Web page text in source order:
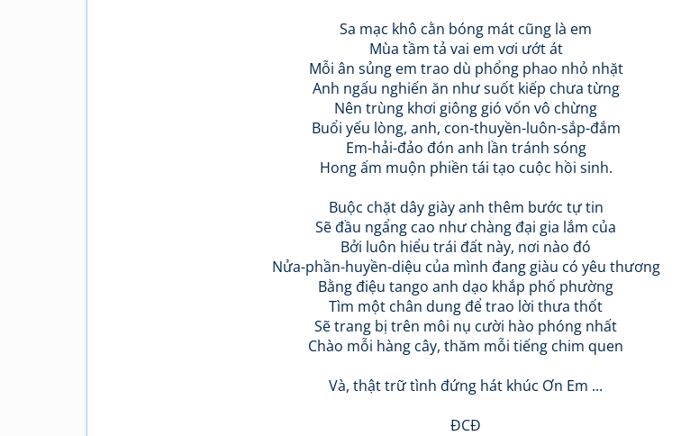
Sa mạc khô cằn bóng mát cũng là em
Mùa tầm tả vai em vơi ướt át
Mỗi ân sủng em trao dù phổng phao nhỏ nhặt
Anh ngấu nghiến ăn như suốt kiếp chưa từng
Nên trùng khơi giông gió vốn vô chừng
Buổi yếu lòng, anh, con-thuyền-luôn-sắp-đắm
Em-hải-đảo đón anh lần tránh sóng
Hong ấm muộn phiền tái tạo cuộc hồi sinh.
Buộc chặt dây giày anh thêm bước tự tin
Sẽ đầu ngẩng cao như chàng đại gia lắm của
Bởi luôn hiểu trái đất này, nơi nào đó
Nửa-phần-huyền-diệu của mình đang giàu có yêu thương
Bằng điệu tango anh dạo khắp phố phường
Tìm một chân dung để trao lời thưa thốt
Sẽ trang bị trên môi nụ cười hào phóng nhất
Chào mỗi hàng cây, thăm mỗi tiếng chim quen
Và, thật trữ tình đứng hát khúc Ơn Em ...
ĐCĐ